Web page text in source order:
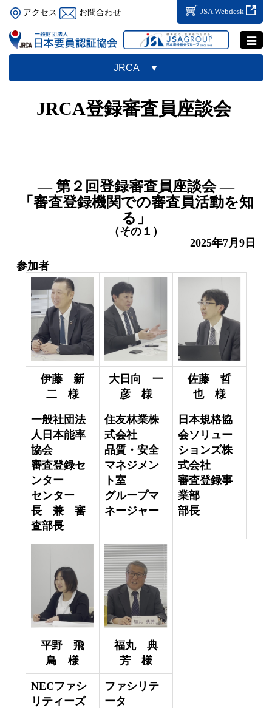
Toggle
アクセス お問合わせ JSA Webdesk
JRCA ▼
JRCA登録審査員座談会
― 第２回登録審査員座談会 ―
「審査登録機関での審査員活動を知
る」
（その１）
2025年7月9日
参加者
伊藤 新
二 様
大日向 一
彦 様
佐藤 哲
也 様
一般社団法
人日本能率
協会
審査登録セ
ンター
センター
長 兼 審
査部長
住友林業株
式会社
品質・安全
マネジメン
ト室
グループマ
ネージャー
日本規格協
会ソリュー
ションズ株
式会社
審査登録事
業部
部長
平野 飛
鳥 様
福丸 典
芳 様
NECファシ
リティーズ
ファシリテ
ータ